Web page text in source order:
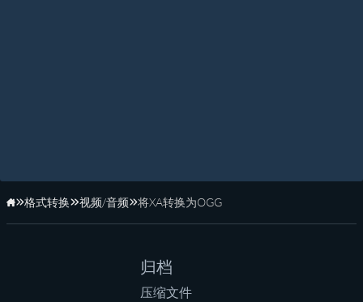
主页
格式转换 视频/音频 将XA转换为OGG
归档
压缩文件